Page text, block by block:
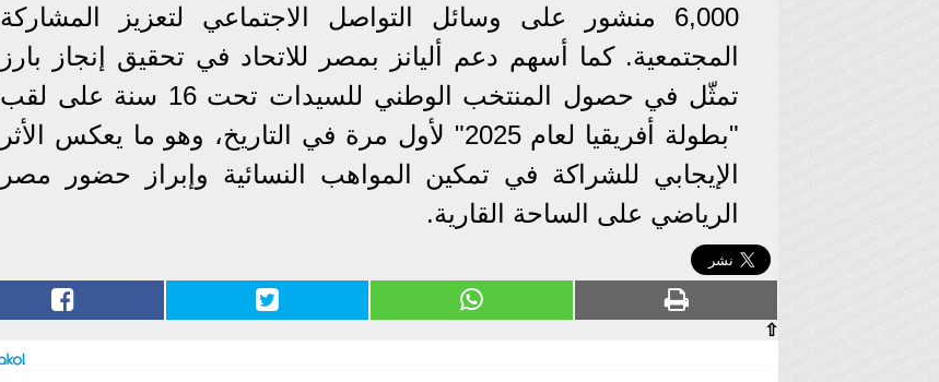
6,000 منشور على وسائل التواصل الاجتماعي لتعزيز المشاركة
المجتمعية. كما أسهم دعم أليانز بمصر للاتحاد في تحقيق إنجاز بارز
تمثّل في حصول المنتخب الوطني للسيدات تحت 16 سنة على لقب
"بطولة أفريقيا لعام 2025" لأول مرة في التاريخ، وهو ما يعكس الأثر
الإيجابي للشراكة في تمكين المواهب النسائية وإبراز حضور مصر
الرياضي على الساحة القارية.
⇧